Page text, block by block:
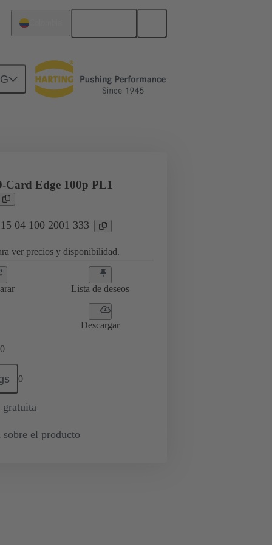
Productos
Card Edge 100p PL1
04 100 2001 333
ver precios y disponibilidad.
Lista de deseos
Descargar
0
0
gratuita
sobre el producto